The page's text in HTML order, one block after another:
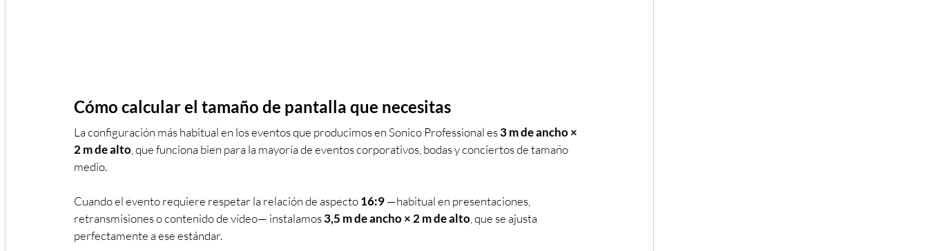
Cómo calcular el tamaño de pantalla que necesitas
La configuración más habitual en los eventos que producimos en Sonico Professional es 3 m de ancho ×
2 m de alto , que funciona bien para la mayoría de eventos corporativos, bodas y conciertos de tamaño
medio.
Cuando el evento requiere respetar la relación de aspecto 16:9 —habitual en presentaciones,
retransmisiones o contenido de vídeo— instalamos 3,5 m de ancho × 2 m de alto , que se ajusta
perfectamente a ese estándar.